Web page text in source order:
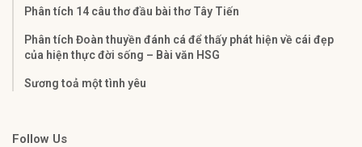
Phân tích 14 câu thơ đầu bài thơ Tây Tiến
Phân tích Đoàn thuyền đánh cá để thấy phát hiện về cái đẹp
của hiện thực đời sống – Bài văn HSG
Sương toả một tình yêu
Follow Us